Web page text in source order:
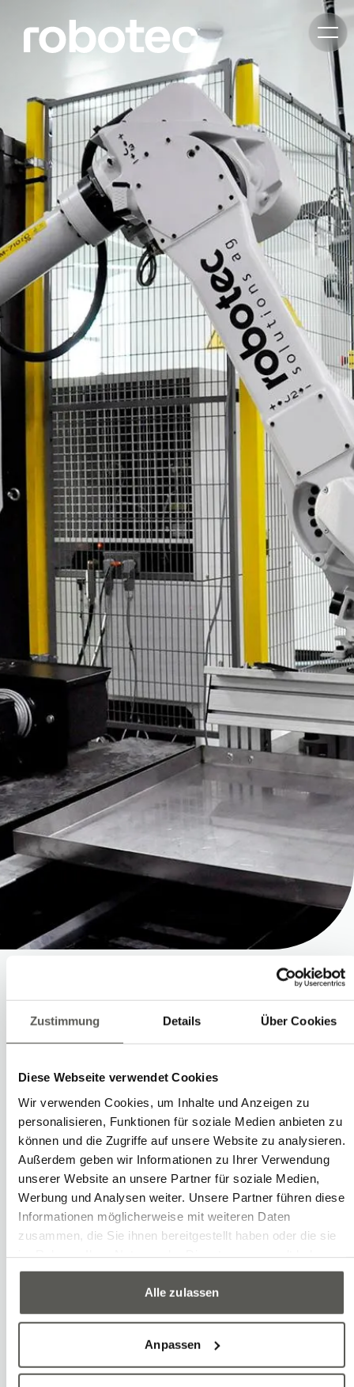
Zustimmung Details Über Cookies
Diese Webseite verwendet Cookies
Wir verwenden Cookies, um Inhalte und Anzeigen zu
personalisieren, Funktionen für soziale Medien anbieten zu
können und die Zugriffe auf unsere Website zu analysieren.
Außerdem geben wir Informationen zu Ihrer Verwendung
unserer Website an unsere Partner für soziale Medien,
Werbung und Analysen weiter. Unsere Partner führen diese
Informationen möglicherweise mit weiteren Daten
zusammen, die Sie ihnen bereitgestellt haben oder die sie
Alle zulassen
Anpassen
Be- und Entladen
Bearbeitungsmaschinen in der
oder entladen werden. Durch eine
Automatisierung lassen sich manuelle
Eingriffe reduzieren und die
Fehlerquoten senken. Eine höhrere
Durchsatzrate sowie mehr Flexibilität in
der Fertigung sind weitere Vorteile.
CNC-Maschinen bestücken
Bin-Picking